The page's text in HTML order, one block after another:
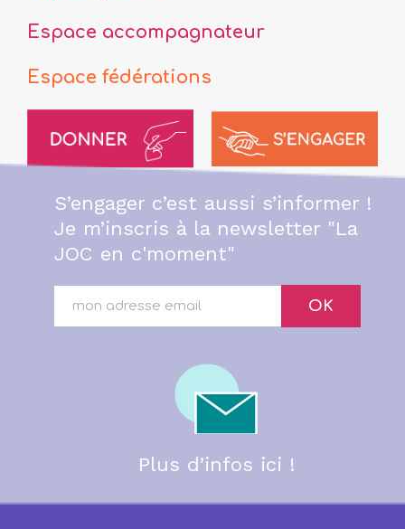
Espace accompagnateur
Espace fédérations
S’engager c’est aussi s’informer !
Je m’inscris à la newsletter "La
JOC en c'moment"
OK
Plus d’infos ici !